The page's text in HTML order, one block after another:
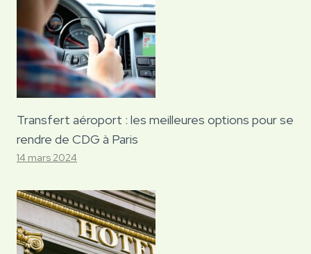
Transfert aéroport : les meilleures options pour se
rendre de CDG à Paris
14 mars 2024